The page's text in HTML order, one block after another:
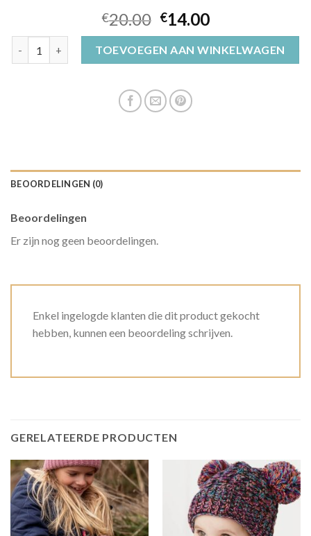
€20.00 €14.00
TOEVOEGEN AAN WINKELWAGEN
BEOORDELINGEN (0)
Beoordelingen
Er zijn nog geen beoordelingen.
Enkel ingelogde klanten die dit product gekocht
hebben, kunnen een beoordeling schrijven.
GERELATEERDE PRODUCTEN